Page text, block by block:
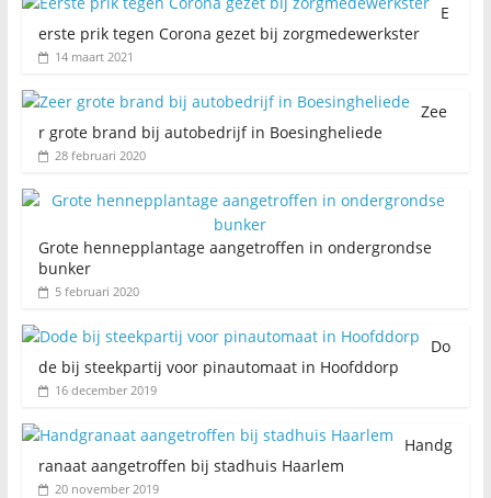
E
erste prik tegen Corona gezet bij zorgmedewerkster
14 maart 2021
Zee
r grote brand bij autobedrijf in Boesingheliede
28 februari 2020
Grote hennepplantage aangetroffen in ondergrondse
bunker
5 februari 2020
Do
de bij steekpartij voor pinautomaat in Hoofddorp
16 december 2019
Handg
ranaat aangetroffen bij stadhuis Haarlem
20 november 2019